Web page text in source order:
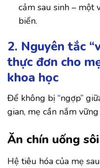
cảm sau sinh – một
biến.
2. Nguyên tắc
thực đơn cho
khoa học
Để không bị “ngợp”
gian, mẹ cần nắm
Ăn chín uống
Hệ tiêu hóa của mẹ